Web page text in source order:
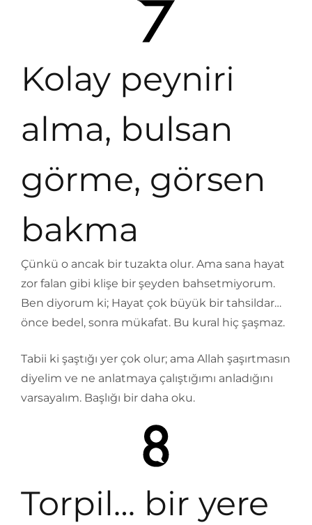
Kolay peyniri
alma, bulsan
görme, görsen
bakma
Çünkü o ancak bir tuzakta olur. Ama sana hayat
zor falan gibi klişe bir şeyden bahsetmiyorum.
Ben diyorum ki; Hayat çok büyük bir tahsildar…
önce bedel, sonra mükafat. Bu kural hiç şaşmaz.
Tabii ki şaştığı yer çok olur; ama Allah şaşırtmasın
diyelim ve ne anlatmaya çalıştığımı anladığını
varsayalım. Başlığı bir daha oku.
Torpil… bir yere